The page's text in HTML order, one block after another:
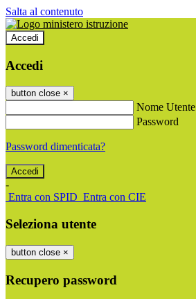
Salta al contenuto
Accedi
Accedi
button close ×
Nome Utente
Password
Password dimenticata?
-
Entra con SPID Entra con CIE
Seleziona utente
button close ×
Recupero password